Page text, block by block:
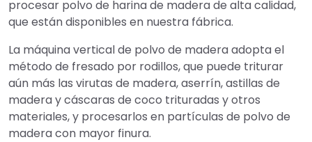
procesar polvo de harina de madera de alta calidad,
que están disponibles en nuestra fábrica.
La máquina vertical de polvo de madera adopta el
método de fresado por rodillos, que puede triturar
aún más las virutas de madera, aserrín, astillas de
madera y cáscaras de coco trituradas y otros
materiales, y procesarlos en partículas de polvo de
madera con mayor finura.